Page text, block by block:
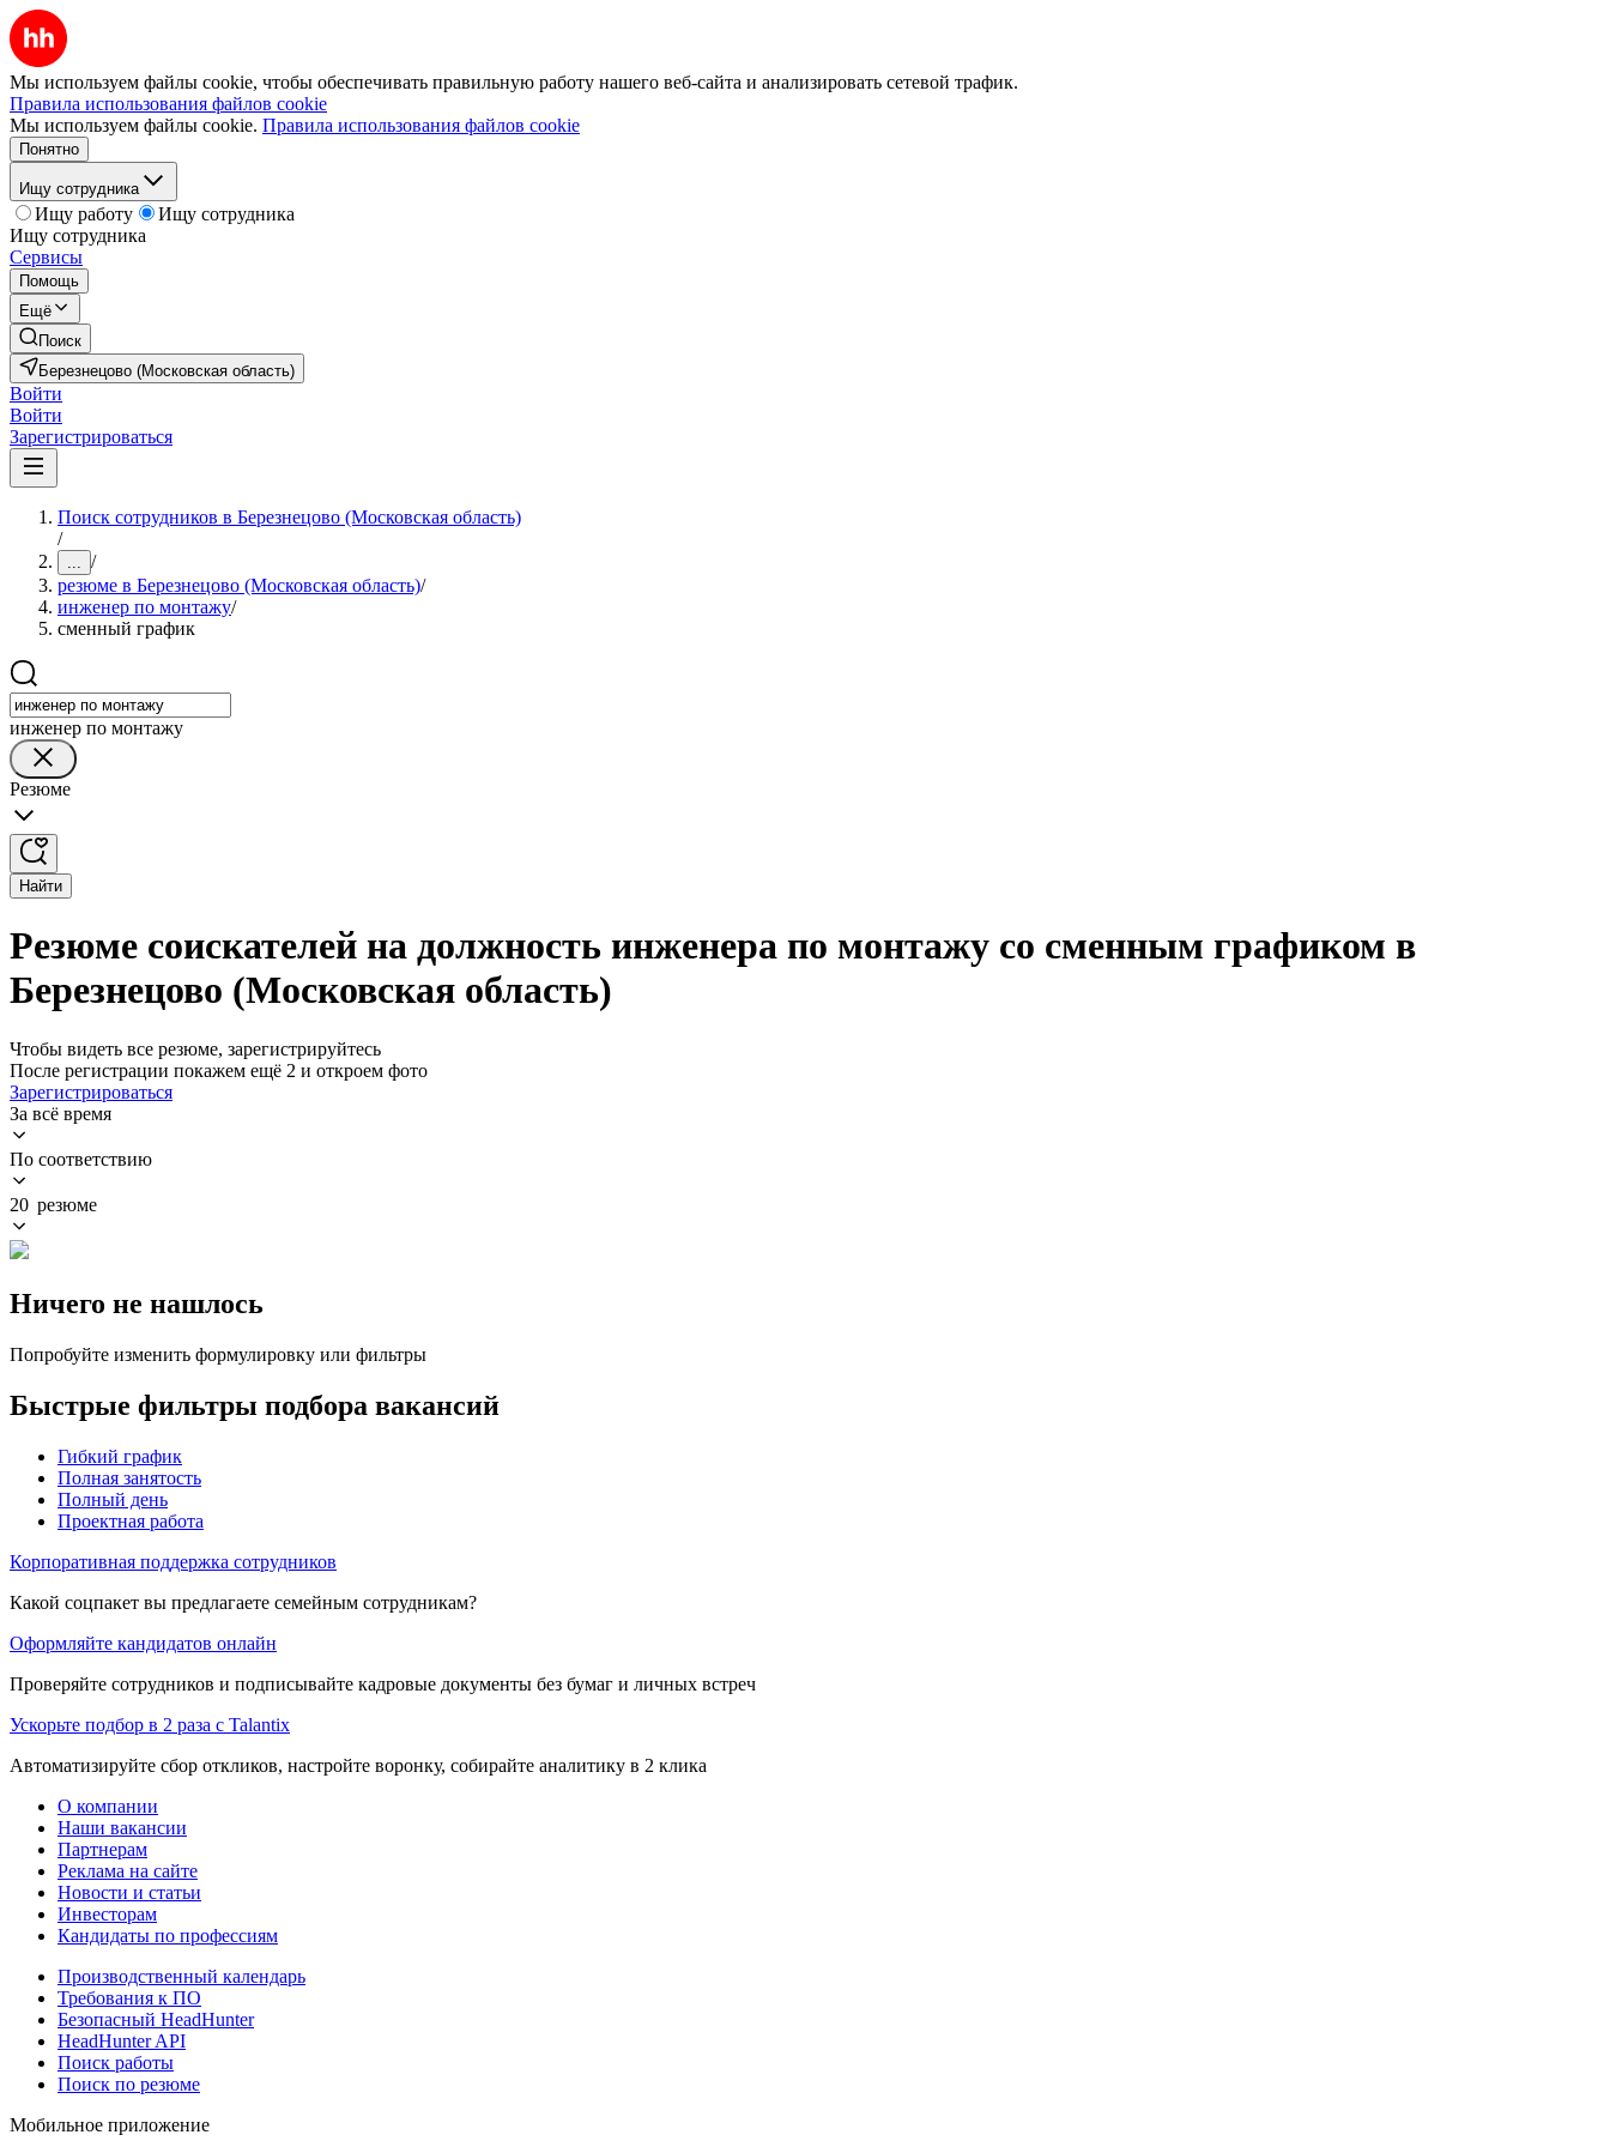
Мы используем файлы cookie, чтобы обеспечивать правильную работу нашего веб-сайта и анализировать сетевой трафик.
Правила использования файлов cookie
Мы используем файлы cookie. Правила использования файлов cookie
Понятно
Ищу сотрудника
Ищу работу
Ищу сотрудника
Ищу сотрудника
Сервисы
Помощь
Ещё
Поиск
Березнецово (Московская область)
Войти
Войти
Зарегистрироваться
Поиск сотрудников в Березнецово (Московская область)
/
... /
резюме в Березнецово (Московская область)/
инженер по монтажу/
сменный график
инженер по монтажу
Резюме
Найти
Резюме соискателей на должность инженера по монтажу со сменным графиком в
Березнецово (Московская область)
Чтобы видеть все резюме, зарегистрируйтесь
После регистрации покажем ещё 2 и откроем фото
Зарегистрироваться
За всё время
По соответствию
20 резюме
Ничего не нашлось
Попробуйте изменить формулировку или фильтры
Быстрые фильтры подбора вакансий
Гибкий график
Полная занятость
Полный день
Проектная работа
Корпоративная поддержка сотрудников
Какой соцпакет вы предлагаете семейным сотрудникам?
Оформляйте кандидатов онлайн
Проверяйте сотрудников и подписывайте кадровые документы без бумаг и личных встреч
Ускорьте подбор в 2 раза с Talantix
Автоматизируйте сбор откликов, настройте воронку, собирайте аналитику в 2 клика
О компании
Наши вакансии
Партнерам
Реклама на сайте
Новости и статьи
Инвесторам
Кандидаты по профессиям
Производственный календарь
Требования к ПО
Безопасный HeadHunter
HeadHunter API
Поиск работы
Поиск по резюме
Мобильное приложение